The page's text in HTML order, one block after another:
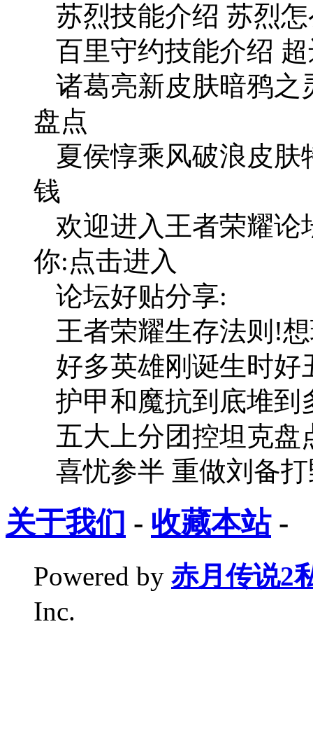
苏烈技能介绍 苏烈
百里守约技能介绍
诸葛亮新皮肤暗鸦之
盘点
夏侯惇乘风破浪皮
钱
欢迎进入王者荣耀论
你:点击进入
论坛好贴分享:
王者荣耀生存法则!
好多英雄刚诞生时好
护甲和魔抗到底堆到
五大上分团控坦克盘
喜忧参半 重做刘备
关于我们 - 收藏本站-
Powered by 赤月传说2
Inc.